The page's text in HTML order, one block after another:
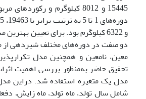
15445 و 8012 کیلوگرم و
و 6322 کیلوگرم بود. برای تعیین
دو صفت در دوره‌های مختلف شیردهی از
معین، نامعین و همچنین مدل
تحقیق حاضر به‌منظور بررسی اهمیت
مدل یک متغیره استفاده شد. دراین
شامل سال تولد، ماه تولد، ماه زایش،